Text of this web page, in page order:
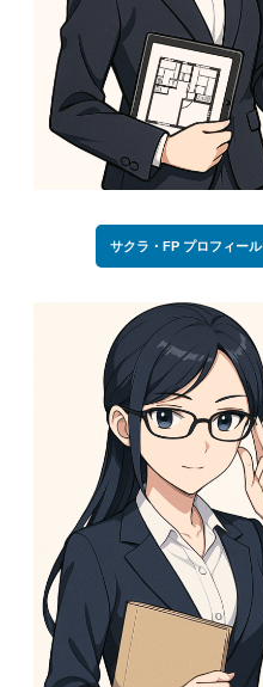
サクラ・FP プロフィール